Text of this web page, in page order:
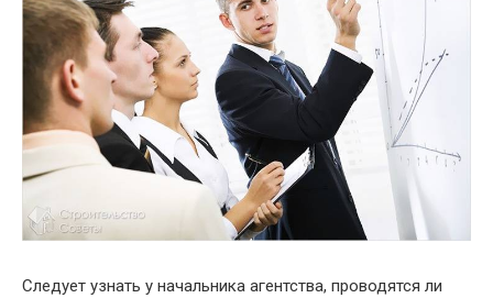
Следует узнать у начальника агентства, проводятся ли